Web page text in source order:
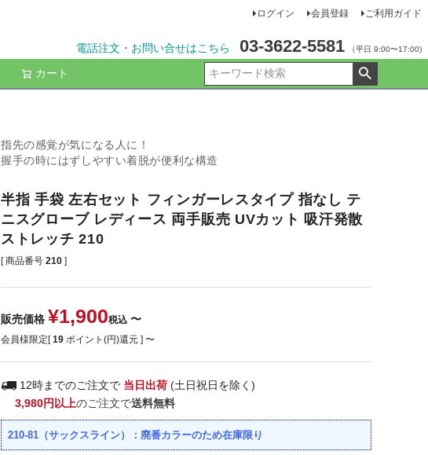
ログイン 会員登録 ご利用ガイド
電話注文・お問い合せはこちら 03-3622-5581 （平日 9:00〜17:00)
カート
指先の感覚が気になる人に！
握手の時にはずしやすい着脱が便利な構造
半指 手袋 左右セット フィンガーレスタイプ 指なし テ
ニスグローブ レディース 両手販売 UVカット 吸汗発散
ストレッチ 210
商品番号 210
販売価格 ¥1,900税込 〜
会員様限定[ 19 ポイント(円)還元 ] 〜
12時までのご注文で 当日出荷(土日祝日を除く)
3,980円以上のご注文で送料無料
210-81（サックスライン）：廃番カラーのため在庫限り